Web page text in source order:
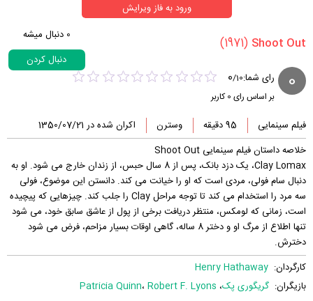
ورود به فاز ویرایش
(1971)
0 دنبال میشه
دنبال کردن
0 رای شما: 0/10
بر اساس رای 0کاربر
فیلم سینمایی 95 دقیقه وسترن
اکران شده در 1350/07/21
خلاصه داستان فیلم سینمایی Shoot Out
Clay Lomax، یک دزد بانک، پس از 8 سال حبس، از زندان خارج می شود. او به
دنبال سام فولی، مردی است که او را خیانت می کند. دانستن این موضوع، فولی
سه مرد را استخدام می کند تا توجه مراحل Clay را جلب کند. چیزهایی که پیچیده
است، زمانی که لومکس، منتظر دریافت برخی از پول از عاشق سابق خود، می شود
تنها اطلاع از مرگ او و دختر 8 ساله، گاهی اوقات بسیار مزاحم، فرض می شود
دخترش.
کارگردان: Henry Hathaway
بازیگران: گریگوری پک، Patricia Quinn، Robert F. Lyons